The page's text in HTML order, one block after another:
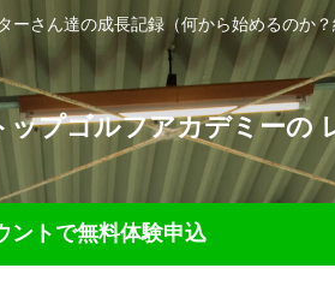
さん達の成長記録（何から始めるのか
プゴルフアカデミーの
ントで無料体験申込